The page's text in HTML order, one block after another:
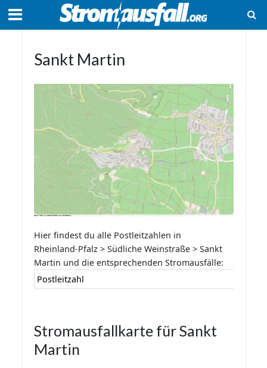
Sankt Martin
Hier findest du alle Postleitzahlen in
Rheinland-Pfalz > Südliche Weinstraße > Sankt
Martin und die entsprechenden Stromausfälle:
Postleitzahl
Stromausfallkarte für Sankt
Martin